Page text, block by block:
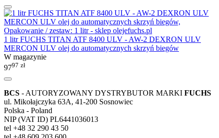
1 litr FUCHS TITAN ATF 8400 ULV - AW-2 DEXRON ULV
MERCON ULV olej do automatycznych skrzyń biegów
W magazynie
9797 zł
BCS - AUTORYZOWANY DYSTRYBUTOR MARKI FUCHS
ul. Mikołajczyka 63A, 41-200 Sosnowiec
Polska - Poland
NIP (VAT ID) PL6441036013
tel +48 32 290 43 50